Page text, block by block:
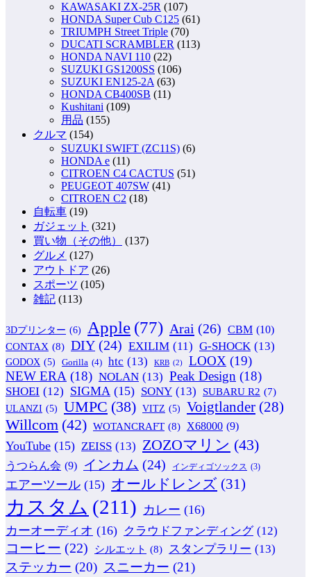
KAWASAKI ZX-25R (107)
HONDA Super Cub C125 (61)
TRIUMPH Street Triple (70)
DUCATI SCRAMBLER (113)
HONDA NAVI 110 (22)
SUZUKI GS1200SS (106)
SUZUKI EN125-2A (63)
HONDA CB400SB (11)
Kushitani (109)
用品 (155)
クルマ (154)
SUZUKI SWIFT (ZC11S) (6)
HONDA e (11)
CITROEN C4 CACTUS (51)
PEUGEOT 407SW (41)
CITROEN C2 (18)
自転車 (19)
ガジェット (321)
買い物（その他）
(137)
グルメ (127)
アウトドア (26)
スポーツ (105)
雑記 (113)
3Dプリンター (6) Apple (77) Arai (26) CBM (10)
CONTAX (8) DIY (24) EXILIM (11) G-SHOCK (13)
GODOX (5) Gorilla (4) htc (13) KRB (2) LOOX (19)
NEW ERA (18) NOLAN (13) Peak Design (18)
SHOEI (12) SIGMA (15) SONY (13) SUBARU R2 (7)
ULANZI (5) UMPC (38) VITZ (5) Voigtlander (28)
Willcom (42) WOTANCRAFT (8) X68000 (9)
YouTube (15) ZEISS (13) ZOZOマリン (43)
うつらん会 (9) インカム (24) インディゴソックス (3)
エアーツール (15) オールドレンズ (31)
カスタム (211) カレー (16)
カーオーディオ (16) クラウドファンディング (12)
コーヒー (22) シルエット (8) スタンプラリー (13)
ステッカー (20) スニーカー (21)